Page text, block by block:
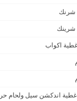
شرنك
شرينك
اكواب
اغطية اندكشن سيل ولحام